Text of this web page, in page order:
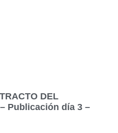
DEL
Publicación día 3 –